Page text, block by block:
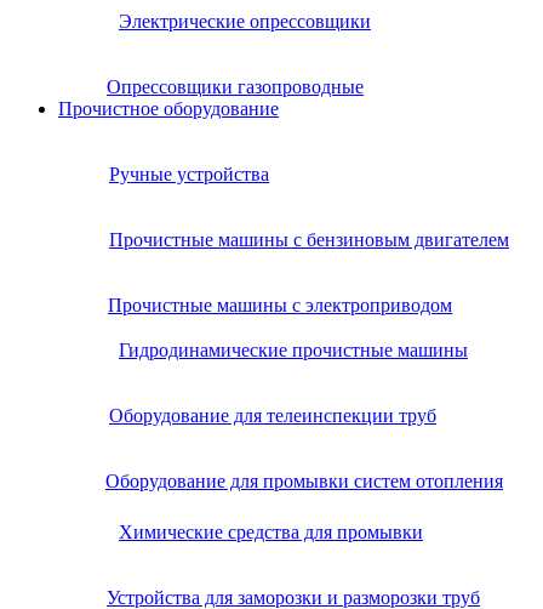
Электрические опрессовщики
Опрессовщики газопроводные
Прочистное оборудование
Ручные устройства
Прочистные машины с бензиновым двигателем
Прочистные машины с электроприводом
Гидродинамические прочистные машины
Оборудование для телеинспекции труб
Оборудование для промывки систем отопления
Химические средства для промывки
Устройства для заморозки и разморозки труб